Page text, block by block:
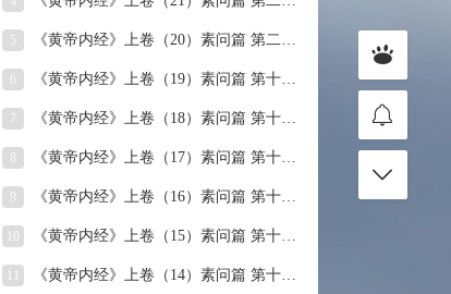
5 《黄帝内经》上卷（20）素问篇 第二十篇 三部九候论
6 《黄帝内经》上卷（19）素问篇 第十九篇 玉机真藏论
7 《黄帝内经》上卷（18）素问篇 第十八篇 平人气象论
《黄帝内经》上卷（17）素问篇 第十七篇 脉要精微论
9 《黄帝内经》上卷（16）素问篇 第十六篇 诊要经终论
《黄帝内经》上卷（15）素问篇 第十五篇 玉版论要
《黄帝内经》上卷（14）素问篇 第十四篇 汤液醪醴论